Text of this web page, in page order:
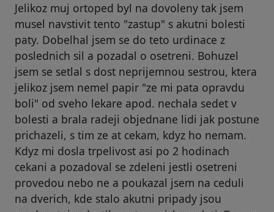
Jelikoz muj ortoped byl na dovoleny tak jsem
musel navstivit tento "zastup" s akutni bolesti
paty. Dobelhal jsem se do teto urdinace z
poslednich sil a pozadal o osetreni. Bohuzel
jsem se setlal s dost neprijemnou sestrou, ktera
jelikoz jsem nemel papir "ze mi pata opravdu
boli" od sveho lekare apod. nechala sedet v
bolesti a brala radeji objednane lidi jak postune
prichazeli, s tim ze at cekam, kdyz ho nemam.
Kdyz mi dosla trpelivost asi po 2 hodinach
cekani a pozadoval se zdeleni jestli osetreni
provedou nebo ne a poukazal jsem na ceduli
na dverich, kde stalo akutni pripady jsou